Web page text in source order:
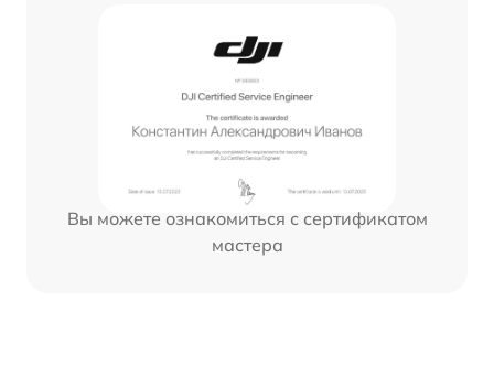
Вы можете ознакомиться с сертификатом
мастера